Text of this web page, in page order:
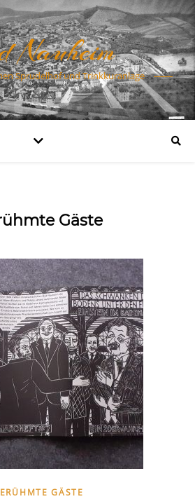
Nauheim
Sprudelhof und Trinkkuranlage
Gäste
GÄSTE